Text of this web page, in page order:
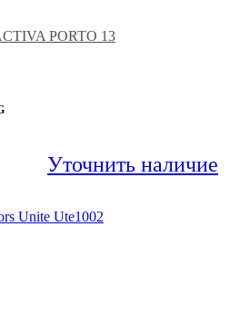
PORTO 13
Уточнить наличие